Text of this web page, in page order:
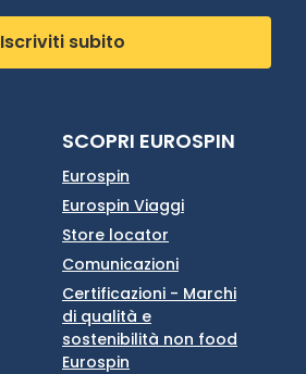
Iscriviti subito
SCOPRI EUROSPIN
Eurospin
Eurospin Viaggi
Store locator
Comunicazioni
Certificazioni - Marchi
di qualità e
sostenibilità non food
Eurospin